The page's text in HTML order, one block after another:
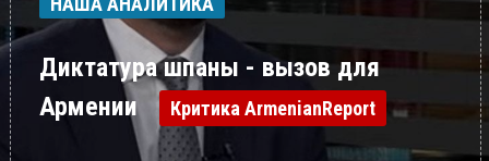
Диктатура шпаны - вызов для
Армении
Критика ArmenianReport